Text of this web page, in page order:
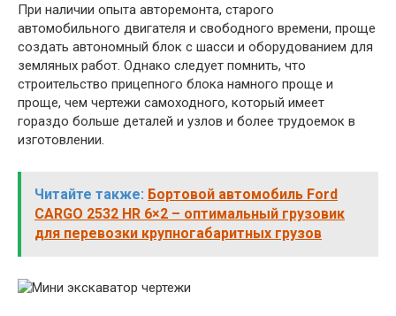
При наличии опыта авторемонта, старого
автомобильного двигателя и свободного времени, проще
создать автономный блок с шасси и оборудованием для
земляных работ. Однако следует помнить, что
строительство прицепного блока намного проще и
проще, чем чертежи самоходного, который имеет
гораздо больше деталей и узлов и более трудоемок в
изготовлении.
Читайте также: Бортовой автомобиль Ford
CARGO 2532 HR 6×2 – оптимальный грузовик
для перевозки крупногабаритных грузов